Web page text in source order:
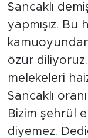
Sancaklı
yapmışız. Bu
özür diliyoruz.
melekeleri
Sancaklı
Bizim şehrül
diyemez.